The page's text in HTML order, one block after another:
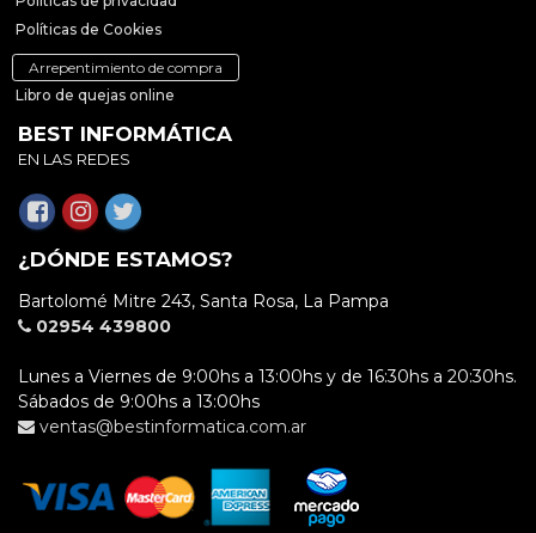
Políticas de Cookies
Arrepentimiento de compra
Libro de quejas online
BEST INFORMÁTICA
EN LAS REDES
¿DÓNDE ESTAMOS?
Bartolomé Mitre 243, Santa Rosa, La Pampa
02954 439800
Lunes a Viernes de 9:00hs a 13:00hs y de 16:30hs a 20:30hs.
Sábados de 9:00hs a 13:00hs
ventas@bestinformatica.com.ar